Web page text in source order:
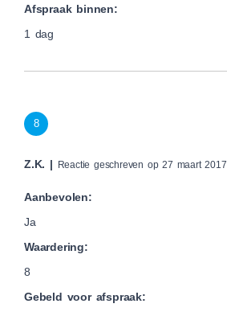
Afspraak binnen:
1 dag
8
Z.K. | Reactie geschreven op 27 maart 2017
Aanbevolen:
Ja
Waardering:
8
Gebeld voor afspraak: